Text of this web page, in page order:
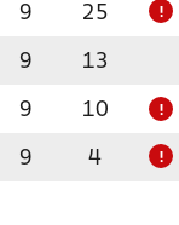
9 25 !
9 13
9 10 !
9 4 !